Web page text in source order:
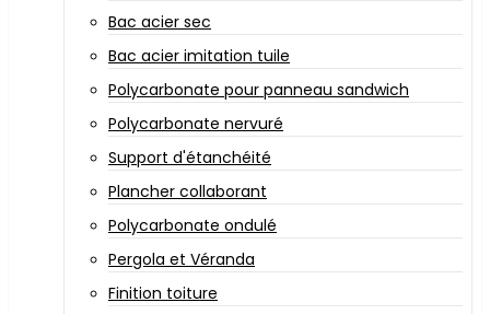
Bac acier sec
Bac acier imitation tuile
Polycarbonate pour panneau sandwich
Polycarbonate nervuré
Support d'étanchéité
Plancher collaborant
Polycarbonate ondulé
Pergola et Véranda
Finition toiture